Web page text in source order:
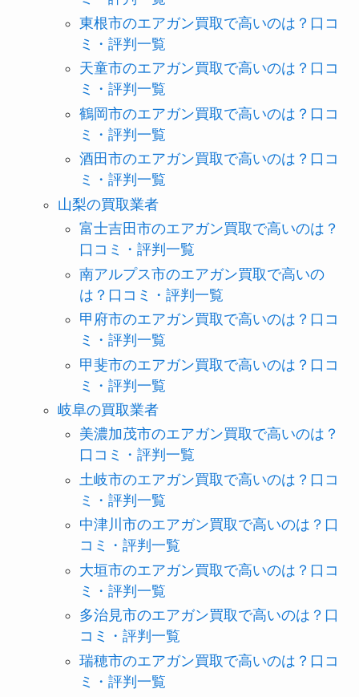
東根市のエアガン買取で高いのは？口コ
ミ・評判一覧
天童市のエアガン買取で高いのは？口コ
ミ・評判一覧
鶴岡市のエアガン買取で高いのは？口コ
ミ・評判一覧
酒田市のエアガン買取で高いのは？口コ
ミ・評判一覧
山梨の買取業者
富士吉田市のエアガン買取で高いのは？
口コミ・評判一覧
南アルプス市のエアガン買取で高いの
は？口コミ・評判一覧
甲府市のエアガン買取で高いのは？口コ
ミ・評判一覧
甲斐市のエアガン買取で高いのは？口コ
ミ・評判一覧
岐阜の買取業者
美濃加茂市のエアガン買取で高いのは？
口コミ・評判一覧
土岐市のエアガン買取で高いのは？口コ
ミ・評判一覧
中津川市のエアガン買取で高いのは？口
コミ・評判一覧
大垣市のエアガン買取で高いのは？口コ
ミ・評判一覧
多治見市のエアガン買取で高いのは？口
コミ・評判一覧
瑞穂市のエアガン買取で高いのは？口コ
ミ・評判一覧